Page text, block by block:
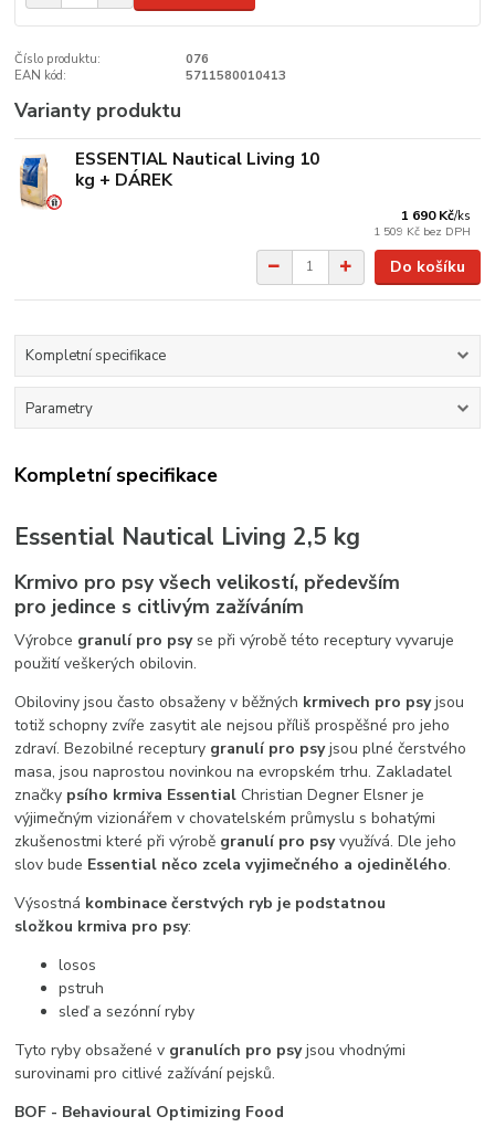
Číslo produktu:
076
EAN kód:
5711580010413
Varianty produktu
ESSENTIAL Nautical Living 10
kg + DÁREK
1 690 Kč/ks
1 509 Kč bez DPH
Do košíku
Kompletní specifikace
Parametry
Kompletní specifikace
Essential Nautical Living 2,5 kg
Krmivo pro psy všech velikostí, především
pro jedince s citlivým zažíváním
Výrobce granulí pro psyse při výrobě této receptury vyvaruje
použití veškerých obilovin.
Obiloviny jsou často obsaženy v běžných krmivech pro psyjsou
totiž schopny zvíře zasytit ale nejsou příliš prospěšné pro jeho
zdraví. Bezobilné receptury granulí pro psyjsou plné čerstvého
masa, jsou naprostou novinkou na evropském trhu. Zakladatel
značky psího krmiva Essential Christian Degner Elsner je
výjimečným vizionářem v chovatelském průmyslu s bohatými
zkušenostmi které při výrobě granulí pro psyvyužívá. Dle jeho
slov bude Essential něco zcela vyjimečného a ojedinělého.
Výsostná kombinace čerstvých ryb je podstatnou
složkou krmiva pro psy:
losos
pstruh
sleď a sezónní ryby
Tyto ryby obsažené v granulích pro psyjsou vhodnými
surovinami pro citlivé zažívání pejsků.
BOF - Behavioural Optimizing Food